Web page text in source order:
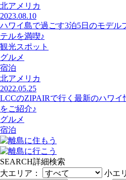
北アメリカ
2023.08.10
ハワイ島で過ごす3泊5日のモデル
テルを満喫♪
観光スポット
グルメ
宿泊
北アメリカ
2022.05.25
LCCのZIPAIRで行く最新のハワイ
をご紹介♪
グルメ
宿泊
SEARCH詳細検索
大エリア：
小エ